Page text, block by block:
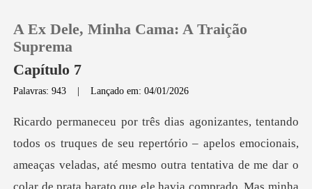
Loja
Histórico
A Ex Dele, Minha Cama: A Traição
Suprema
Capítulo 7
Palavras: 943 |Lançado em: 04/01/2026
as veladas, até mesmo outra tentativa de me dar o